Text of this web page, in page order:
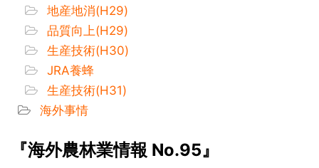
地産地消(H29)
品質向上(H29)
生産技術(H30)
JRA養蜂
生産技術(H31)
海外事情
『海外農林業情報 No.95』